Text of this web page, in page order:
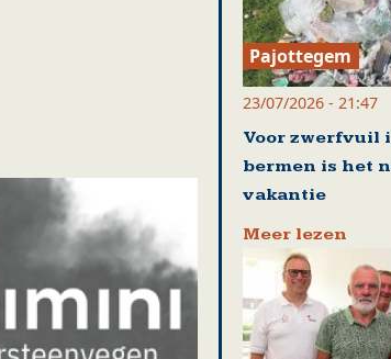
Pajottegem
23/07/2026 - 21:47
Voor zwerfvuil
bermen is het
vakantie
Meer lezen